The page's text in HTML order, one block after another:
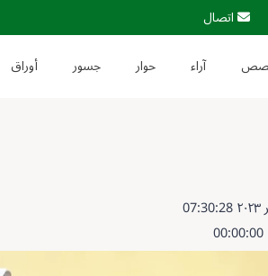
اتصال
آراء حوار جسور أوراق